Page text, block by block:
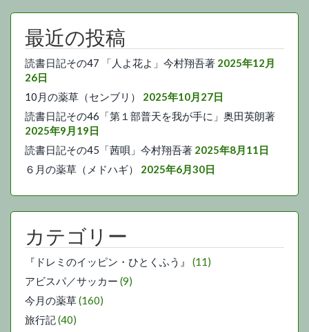
最近の投稿
読書日記その47 「人よ花よ」今村翔吾著 2025年12月
26日
10月の薬草（センブリ）
2025年10月27日
読書日記その46「第１部普天を我が手に」奥田英朗著
2025年9月19日
読書日記その45「茜唄」今村翔吾著 2025年8月11日
６月の薬草（メドハギ）
2025年6月30日
カテゴリー
『ドレミのイッピン・ひとくふう』
(11)
アビスパ／サッカー (9)
今月の薬草(160)
旅行記(40)